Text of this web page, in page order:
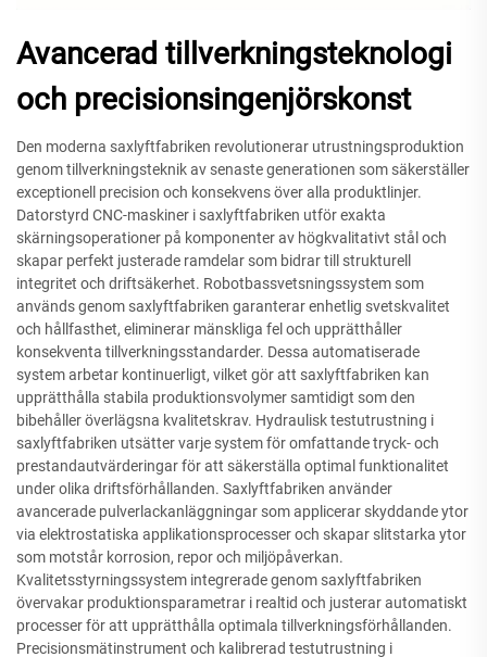
Avancerad tillverkningsteknologi
och precisionsingenjörskonst
Den moderna saxlyftfabriken revolutionerar utrustningsproduktion
genom tillverkningsteknik av senaste generationen som säkerställer
exceptionell precision och konsekvens över alla produktlinjer.
Datorstyrd CNC-maskiner i saxlyftfabriken utför exakta
skärningsoperationer på komponenter av högkvalitativt stål och
skapar perfekt justerade ramdelar som bidrar till strukturell
integritet och driftsäkerhet. Robotbassvetsningssystem som
används genom saxlyftfabriken garanterar enhetlig svetskvalitet
och hållfasthet, eliminerar mänskliga fel och upprätthåller
konsekventa tillverkningsstandarder. Dessa automatiserade
system arbetar kontinuerligt, vilket gör att saxlyftfabriken kan
upprätthålla stabila produktionsvolymer samtidigt som den
bibehåller överlägsna kvalitetskrav. Hydraulisk testutrustning i
saxlyftfabriken utsätter varje system för omfattande tryck- och
prestandautvärderingar för att säkerställa optimal funktionalitet
under olika driftsförhållanden. Saxlyftfabriken använder
avancerade pulverlackanläggningar som applicerar skyddande ytor
via elektrostatiska applikationsprocesser och skapar slitstarka ytor
som motstår korrosion, repor och miljöpåverkan.
Kvalitetsstyrningssystem integrerade genom saxlyftfabriken
övervakar produktionsparametrar i realtid och justerar automatiskt
processer för att upprätthålla optimala tillverkningsförhållanden.
Precisionsmätinstrument och kalibrerad testutrustning i